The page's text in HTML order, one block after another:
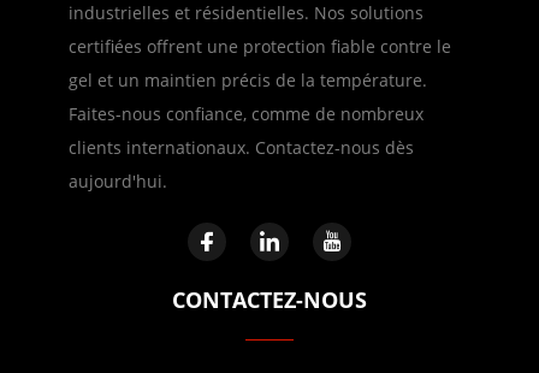
industrielles et résidentielles. Nos solutions
certifiées offrent une protection fiable contre le
gel et un maintien précis de la température.
Faites-nous confiance, comme de nombreux
clients internationaux. Contactez-nous dès
aujourd'hui.
CONTACTEZ-NOUS